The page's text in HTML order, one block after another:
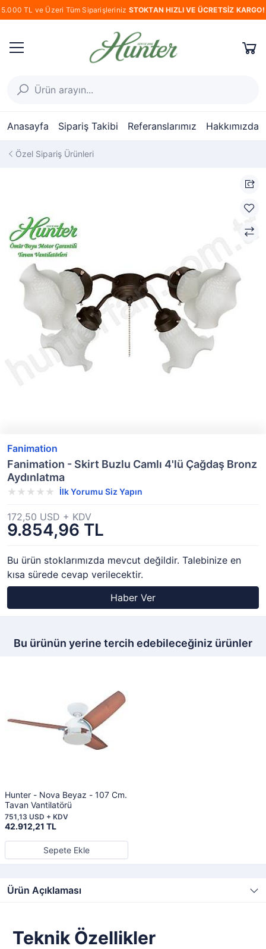
5.000 TL ve Üzeri Tüm Siparişleriniz STOKTAN HIZLI VE ÜCRETSİZ KARGO!
Anasayfa Sipariş Takibi Referanslarımız Hakkımızda
Özel Sipariş Ürünleri
Fanimation
Fanimation - Skirt Buzlu Camlı 4'lü Çağdaş Bronz
Aydınlatma
İlk Yorumu Siz Yapın
9.854,96 TL
172,50 USD + KDV
Bu ürün stoklarımızda mevcut değildir. Talebinize en
kısa sürede cevap verilecektir.
Haber Ver
Bu ürünün yerine tercih edebileceğiniz ürünler
Hunter - Nova Beyaz - 107 Cm.
Tavan Vantilatörü
42.912,21 TL
751,13 USD + KDV
Sepete Ekle
Ürün Açıklaması
Teknik Özellikler